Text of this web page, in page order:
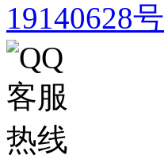
19140628号